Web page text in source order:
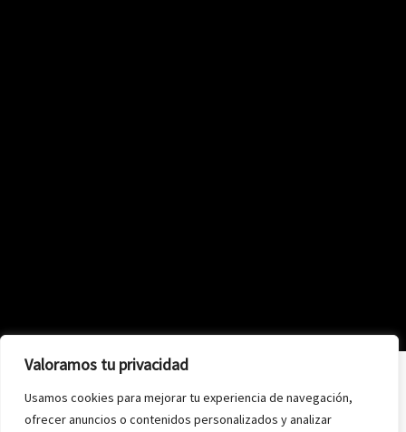
Valoramos tu privacidad
Usamos cookies para mejorar tu experiencia de navegación,
ofrecer anuncios o contenidos personalizados y analizar